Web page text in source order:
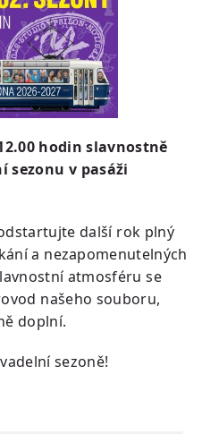
hodin slavnostně
sezonu v pasáži
další rok plný
a nezapomenutelných
atmosféru se
našeho souboru,
doplní.
sezoně!